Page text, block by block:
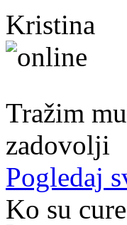
Kristina
Tražim
zadovolji
Pogledaj
Ko su